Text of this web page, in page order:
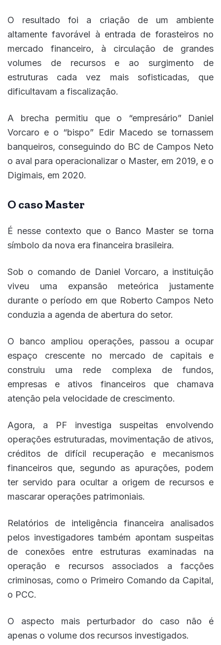
O resultado foi a criação de um ambiente
altamente favorável à entrada de forasteiros no
mercado financeiro, à circulação de grandes
volumes de recursos e ao surgimento de
estruturas cada vez mais sofisticadas, que
dificultavam a fiscalização.
A brecha permitiu que o “empresário” Daniel
Vorcaro e o “bispo” Edir Macedo se tornassem
banqueiros, conseguindo do BC de Campos Neto
o aval para operacionalizar o Master, em 2019, e o
Digimais, em 2020.
O caso Master
É nesse contexto que o Banco Master se torna
símbolo da nova era financeira brasileira.
Sob o comando de Daniel Vorcaro, a instituição
viveu uma expansão meteórica justamente
durante o período em que Roberto Campos Neto
conduzia a agenda de abertura do setor.
O banco ampliou operações, passou a ocupar
espaço crescente no mercado de capitais e
construiu uma rede complexa de fundos,
empresas e ativos financeiros que chamava
atenção pela velocidade de crescimento.
Agora, a PF investiga suspeitas envolvendo
operações estruturadas, movimentação de ativos,
créditos de difícil recuperação e mecanismos
financeiros que, segundo as apurações, podem
ter servido para ocultar a origem de recursos e
mascarar operações patrimoniais.
Relatórios de inteligência financeira analisados
pelos investigadores também apontam suspeitas
de conexões entre estruturas examinadas na
operação e recursos associados a facções
criminosas, como o Primeiro Comando da Capital,
o PCC.
O aspecto mais perturbador do caso não é
apenas o volume dos recursos investigados.